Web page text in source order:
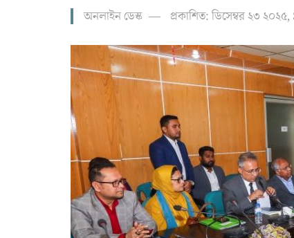
অনলাইন ডেস্ক প্রকাশিত: ডিসেম্বর ২৩